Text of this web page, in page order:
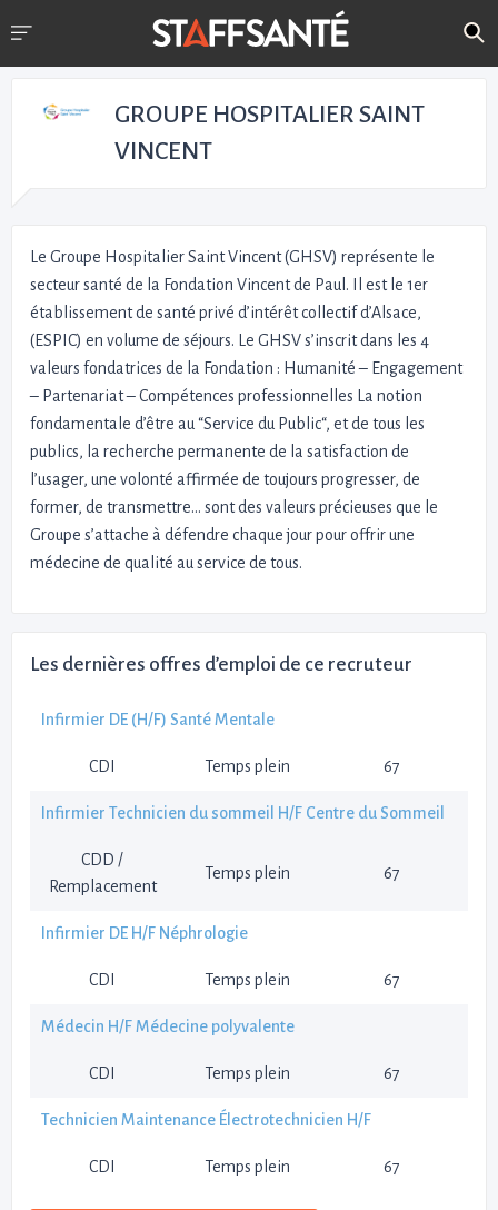
GROUPE HOSPITALIER SAINT
VINCENT
Le Groupe Hospitalier Saint Vincent (GHSV) représente le
secteur santé de la Fondation Vincent de Paul. Il est le 1er
établissement de santé privé d’intérêt collectif d’Alsace,
(ESPIC) en volume de séjours. Le GHSV s’inscrit dans les 4
valeurs fondatrices de la Fondation : Humanité – Engagement
– Partenariat – Compétences professionnelles La notion
fondamentale d’être au “Service du Public“, et de tous les
publics, la recherche permanente de la satisfaction de
l’usager, une volonté affirmée de toujours progresser, de
former, de transmettre… sont des valeurs précieuses que le
Groupe s’attache à défendre chaque jour pour offrir une
médecine de qualité au service de tous.
Les dernières offres d’emploi de ce recruteur
Infirmier DE (H/F) Santé Mentale
CDI Temps plein 67
Infirmier Technicien du sommeil H/F Centre du Sommeil
CDD /
Remplacement
Temps plein 67
Infirmier DE H/F Néphrologie
CDI Temps plein 67
Médecin H/F Médecine polyvalente
CDI Temps plein 67
Technicien Maintenance Électrotechnicien H/F
CDI Temps plein 67